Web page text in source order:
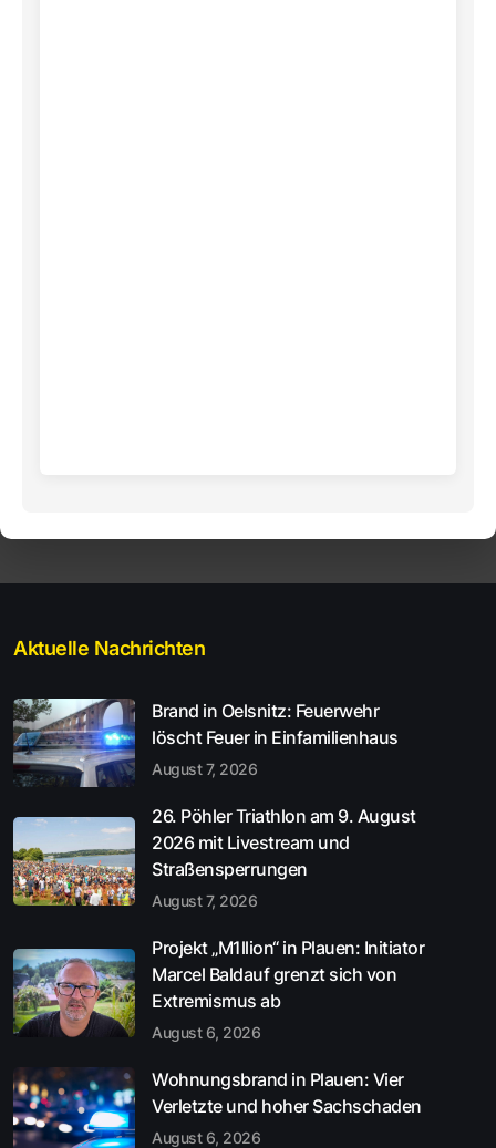
Aktuelle Nachrichten
Brand in Oelsnitz: Feuerwehr
löscht Feuer in Einfamilienhaus
August 7, 2026
26. Pöhler Triathlon am 9. August
2026 mit Livestream und
Straßensperrungen
August 7, 2026
Projekt „M1llion“ in Plauen: Initiator
Marcel Baldauf grenzt sich von
Extremismus ab
August 6, 2026
Wohnungsbrand in Plauen: Vier
Verletzte und hoher Sachschaden
August 6, 2026